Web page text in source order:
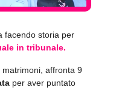
facendo storia per
in tribunale.
affronta 9
per aver puntato